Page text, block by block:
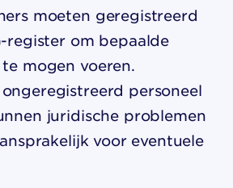
moeten geregistreerd
register om bepaalde
mogen voeren.
personeel
juridische problemen
voor eventuele